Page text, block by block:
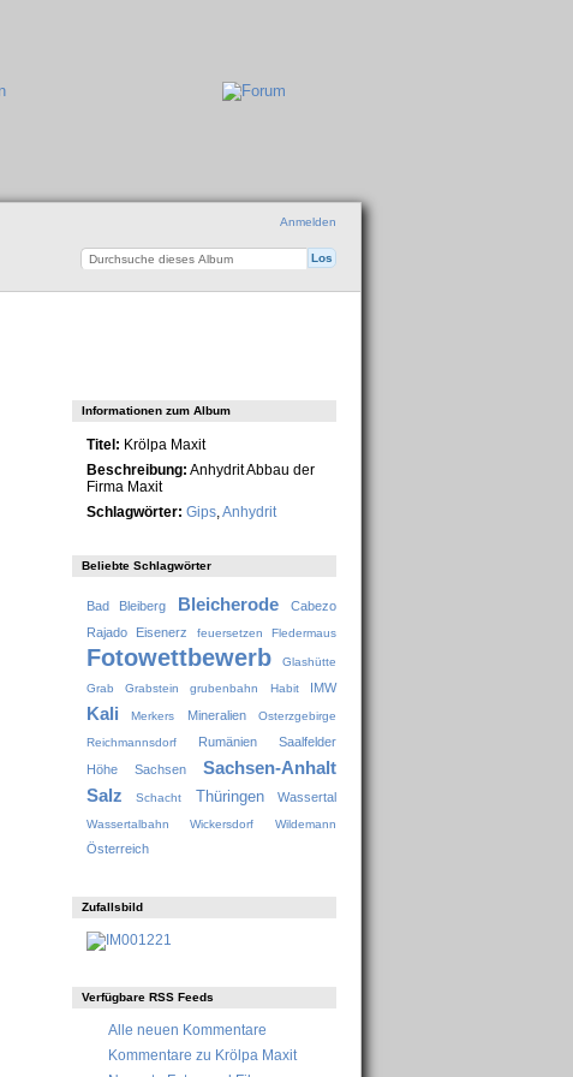
Anmelden
Informationen zum Album
Titel: Krölpa Maxit
Beschreibung: Anhydrit Abbau der
Firma Maxit
Schlagwörter: Gips, Anhydrit
Beliebte Schlagwörter
Bad Bleiberg Bleicherode
Cabezo
Rajado
Eisenerz feuersetzen Fledermaus
Fotowettbewerb
Glashütte
Grab
Grabstein grubenbahn Habit IMW
Kali Merkers Mineralien
Osterzgebirge
Reichmannsdorf
Rumänien
Saalfelder
Höhe
Sachsen
Sachsen-Anhalt
Salz
Schacht Thüringen Wassertal
Wassertalbahn Wickersdorf Wildemann
Österreich
Zufallsbild
Verfügbare RSS Feeds
Alle neuen Kommentare
Kommentare zu Krölpa Maxit